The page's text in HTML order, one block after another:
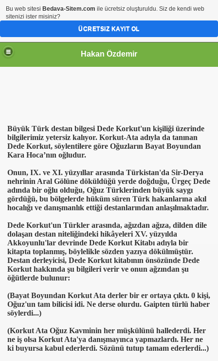
Hakan Özdemir
Büyük Türk destan bilgesi Dede Korkut'un kişiliği üzerinde
bilgilerimiz yetersiz kalıyor. Korkut-Ata adıyla da tanınan
Dede Korkut, söylentilere göre Oğuzların Bayat Boyundan
Kara Hoca’nın oğludur.
Onun, IX. ve XI. yüzyıllar arasında Türkistan'da Sir-Derya
nehrinin Aral Gölüne döküldüğü yerde doğduğu, Ürgeç Dede
adında bir oğlu olduğu, Oğuz Türklerinden büyük saygı
gördüğü, bu bölgelerde hüküm süren Türk hakanlarına akıl
hocalığı ve danışmanlık ettiği destanlarından anlaşılmaktadır.
Dede Korkut'un Türkler arasında, ağızdan ağıza, dilden dile
dolaşan destan niteliğindeki hikâyeleri XV. yüzyılda
Akkoyunlu'lar devrinde Dede Korkut Kitabı adıyla bir
kitapta toplanmış, böylelikle sözden yazıya dökülmüştür.
Destan derleyicisi, Dede Korkut kitabının önsözünde Dede
Korkut hakkında şu bilgileri verir ve onun ağzından şu
öğütlerde bulunur:
(Bayat Boyundan Korkut Ata derler bir er ortaya çıktı. 0 kişi,
Oğuz'un tam bilicisi idi. Ne derse olurdu. Gaipten türlü haber
söylerdi...)
(Korkut Ata Oğuz Kavminin her müşkülünü hallederdi. Her
ne iş olsa Korkut Ata'ya danışmayınca yapmazlardı. Her ne
ki buyursa kabul ederlerdi. Sözünü tutup tamam ederlerdi...)
Bu web sitesi Bedava-Sitem.com ile ücretsiz oluşturuldu. Siz de kendi web
sitenizi ister misiniz?
ÜCRETSIZ KAYIT OL